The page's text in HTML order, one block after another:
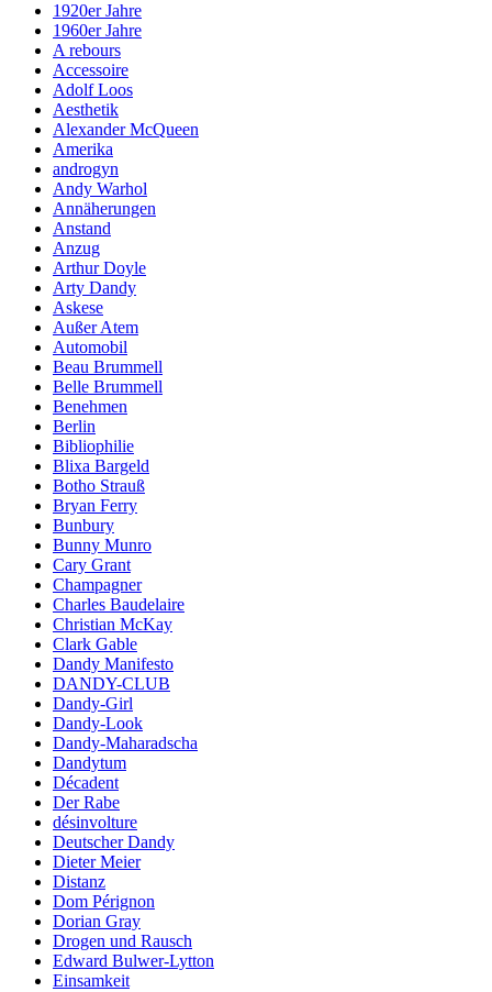
1920er Jahre
1960er Jahre
A rebours
Accessoire
Adolf Loos
Aesthetik
Alexander McQueen
Amerika
androgyn
Andy Warhol
Annäherungen
Anstand
Anzug
Arthur Doyle
Arty Dandy
Askese
Außer Atem
Automobil
Beau Brummell
Belle Brummell
Benehmen
Berlin
Bibliophilie
Blixa Bargeld
Botho Strauß
Bryan Ferry
Bunbury
Bunny Munro
Cary Grant
Champagner
Charles Baudelaire
Christian McKay
Clark Gable
Dandy Manifesto
DANDY-CLUB
Dandy-Girl
Dandy-Look
Dandy-Maharadscha
Dandytum
Décadent
Der Rabe
désinvolture
Deutscher Dandy
Dieter Meier
Distanz
Dom Pérignon
Dorian Gray
Drogen und Rausch
Edward Bulwer-Lytton
Einsamkeit